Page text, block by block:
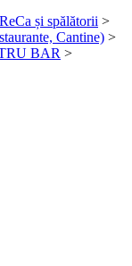
și spălătorii >
Cantine) >
BAR >